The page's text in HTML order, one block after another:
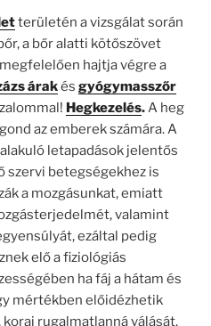
területén a vizsgálat során
a bőr alatti kötőszövet
hajtja végre a
árakés gyógymasszőr
Hegkezelés.A heg
az emberek számára. A
letapadások jelentős
szervi betegségekhez is
a mozgásunkat, emiatt
valamint
ezáltal pedig
elő a fiziológiás
ha fáj a hátam és
mértékben előidézhetik
rugalmatlanná válását,